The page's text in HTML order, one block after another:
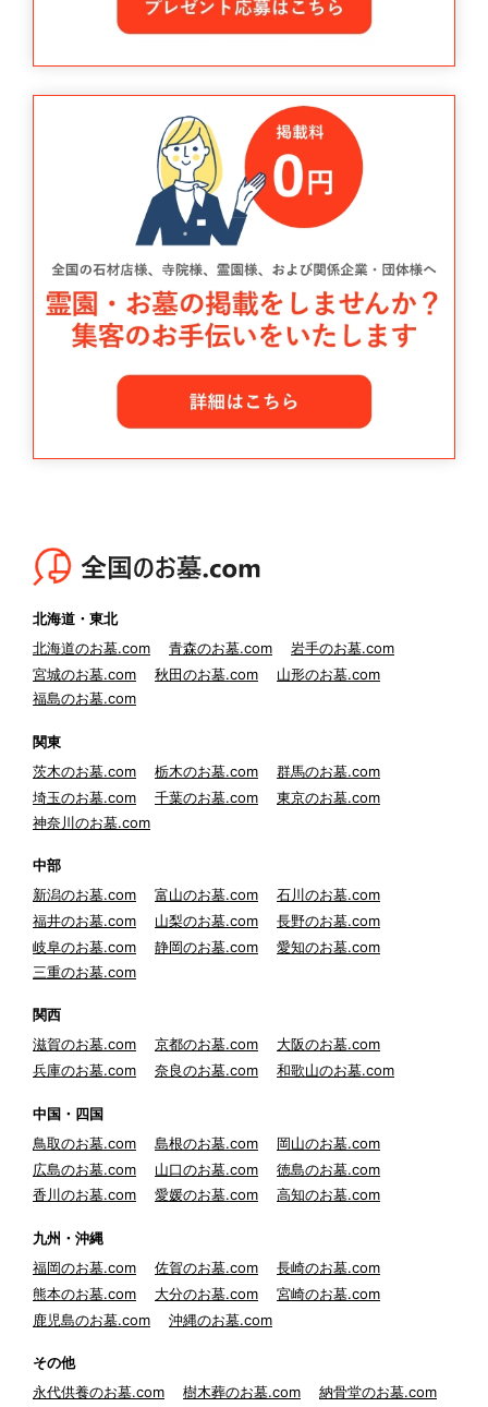
北海道・東北
北海道のお墓.com
青森のお墓.com
岩手のお墓.com
宮城のお墓.com
秋田のお墓.com
山形のお墓.com
福島のお墓.com
関東
茨木のお墓.com
栃木のお墓.com
群馬のお墓.com
埼玉のお墓.com
千葉のお墓.com
東京のお墓.com
神奈川のお墓.com
中部
新潟のお墓.com
富山のお墓.com
石川のお墓.com
福井のお墓.com
山梨のお墓.com
長野のお墓.com
岐阜のお墓.com
静岡のお墓.com
愛知のお墓.com
三重のお墓.com
関西
滋賀のお墓.com
京都のお墓.com
大阪のお墓.com
兵庫のお墓.com
奈良のお墓.com 和歌山のお墓.com
中国・四国
鳥取のお墓.com
島根のお墓.com
岡山のお墓.com
広島のお墓.com
山口のお墓.com
徳島のお墓.com
香川のお墓.com
愛媛のお墓.com 高知のお墓.com
九州・沖縄
福岡のお墓.com
佐賀のお墓.com
長崎のお墓.com
熊本のお墓.com
大分のお墓.com
宮崎のお墓.com
鹿児島のお墓.com
沖縄のお墓.com
その他
永代供養のお墓.com
樹木葬のお墓.com 納骨堂のお墓.com